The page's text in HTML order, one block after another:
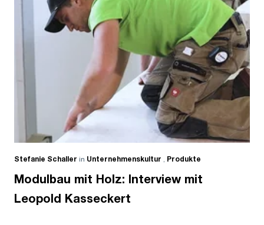
Stefanie Schaller in Unternehmenskultur , Produkte
Modulbau mit Holz: Interview mit
Leopold Kasseckert